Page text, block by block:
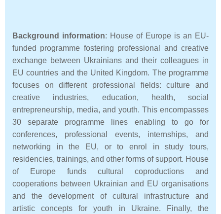
Background information: House of Europe is an EU-
funded programme fostering professional and creative
exchange between Ukrainians and their colleagues in
EU countries and the United Kingdom. The programme
focuses on different professional fields: culture and
creative industries, education, health, social
entrepreneurship, media, and youth. This encompasses
30 separate programme lines enabling to go for
conferences, professional events, internships, and
networking in the EU, or to enrol in study tours,
residencies, trainings, and other forms of support. House
of Europe funds cultural coproductions and
cooperations between Ukrainian and EU organisations
and the development of cultural infrastructure and
artistic concepts for youth in Ukraine. Finally, the